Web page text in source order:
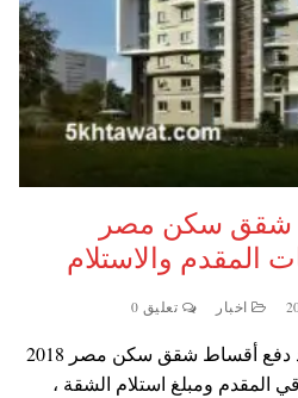
شقق سكن مصر
اخبار تعليق 0
أعلنت وزارة الإسكان مواعيد دفع أقساط شقق سكن مصر 2018
المقدم ومبلغ استلام الشقة ،